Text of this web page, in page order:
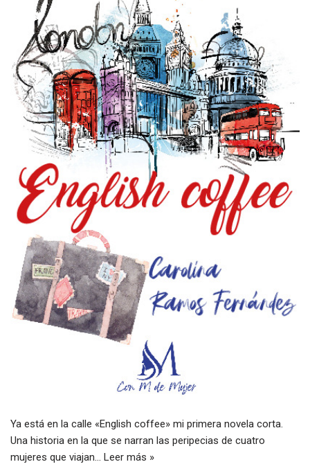
Ya está en la calle «English coffee» mi primera novela corta.
Una historia en la que se narran las peripecias de cuatro
mujeres que viajan… Leer más »